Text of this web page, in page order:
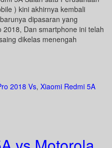
) kini akhirnya kembali
dipasaran yang
Dan smartphone ini telah
dikelas menengah
2018 Vs, Xiaomi Redmi 5A